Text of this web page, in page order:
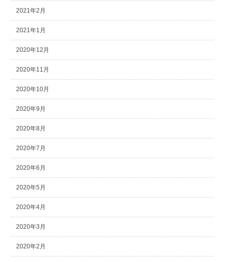
2021年2月
2021年1月
2020年12月
2020年11月
2020年10月
2020年9月
2020年8月
2020年7月
2020年6月
2020年5月
2020年4月
2020年3月
2020年2月